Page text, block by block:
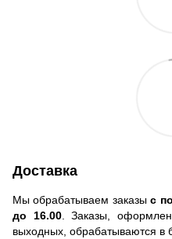
Доставка
Мы обрабатываем заказыс
до 16.00. Заказы,
выходных, обрабатываются в